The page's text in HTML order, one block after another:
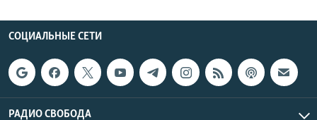
СОЦИАЛЬНЫЕ СЕТИ
РАДИО СВОБОДА